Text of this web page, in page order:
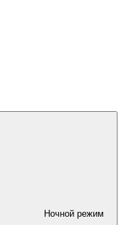
Ночной режим